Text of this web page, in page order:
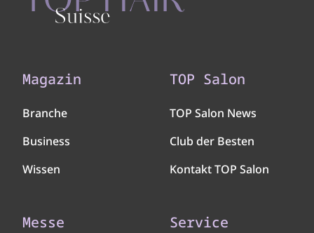
Magazin
Branche
Business
Wissen
TOP Salon
TOP Salon News
Club der Besten
Kontakt TOP Salon
Messe Service